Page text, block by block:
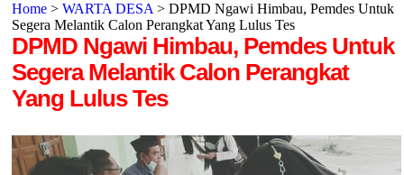
Home> WARTA DESA > DPMD Ngawi Himbau, Pemdes Untuk
Segera Melantik Calon Perangkat Yang Lulus Tes
DPMD Ngawi Himbau, Pemdes Untuk
Segera Melantik Calon Perangkat
Yang Lulus Tes